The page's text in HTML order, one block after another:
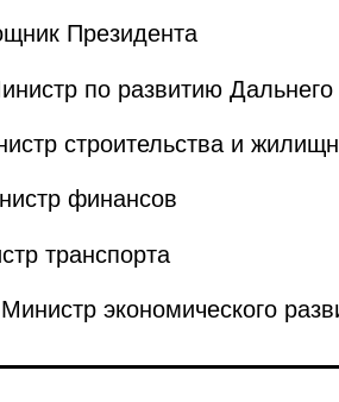
Президента
по развитию Дальнего
строительства и
финансов
транспорта
экономического